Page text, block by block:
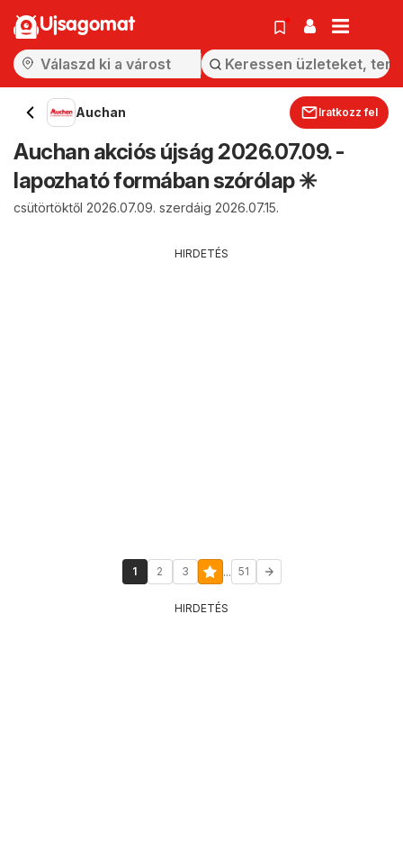
Ujsagomat
Auchan Iratkozz fel
Auchan akciós újság 2026.07.09. -
lapozható formában szórólap ✳️
csütörtöktől 2026.07.09. szerdáig 2026.07.15.
HIRDETÉS
1 2 3 ... 51
HIRDETÉS